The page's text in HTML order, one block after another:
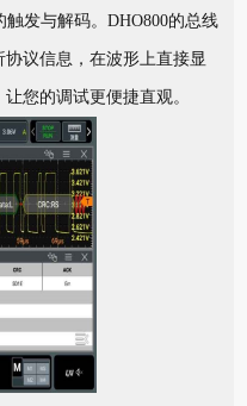
发与解码。DHO800的总线
议信息，在波形上直接显
您的调试更便捷直观。